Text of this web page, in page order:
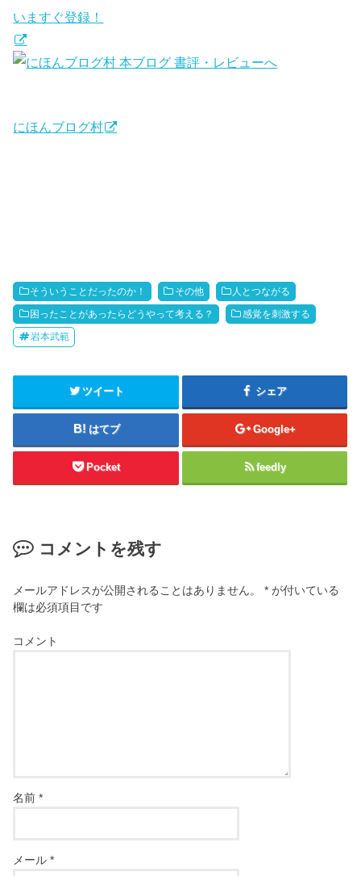
いますぐ登録！
にほんブログ村
そういうことだったのか！ その他 人とつながる
困ったことがあったらどうやって考える？ 感覚を刺激する
岩本武範
ツイート シェア
はてブ Google+
Pocket feedly
コメントを残す
メールアドレスが公開されることはありません。 * が付いている
欄は必須項目です
コメント
名前*
メール*